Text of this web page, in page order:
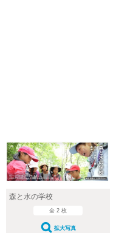
森と水の学校
全 2 枚
拡大写真